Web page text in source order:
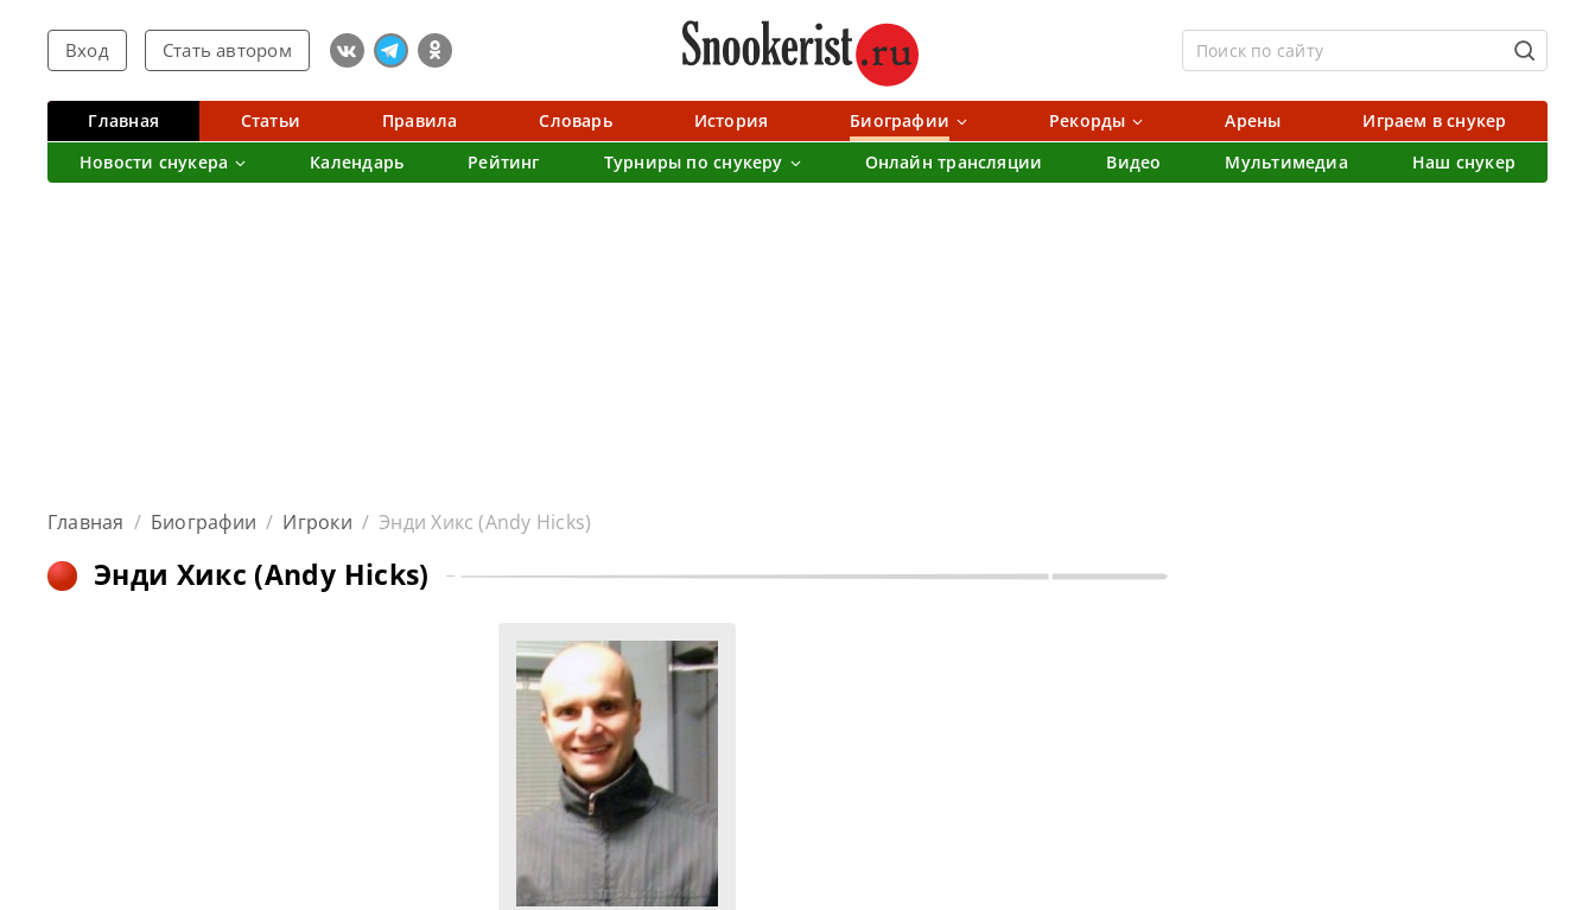
Вход Стать автором
Главная Статьи Правила Словарь История Биографии Рекорды Арены
Играем в снукер
Новости снукера
Календарь Рейтинг Турниры по снукеру Онлайн трансляции Видео Мультимедиа Наш снукер
Главная / Биографии / Игроки / Энди Хикс (Andy Hicks)
Энди Хикс (Andy Hicks)